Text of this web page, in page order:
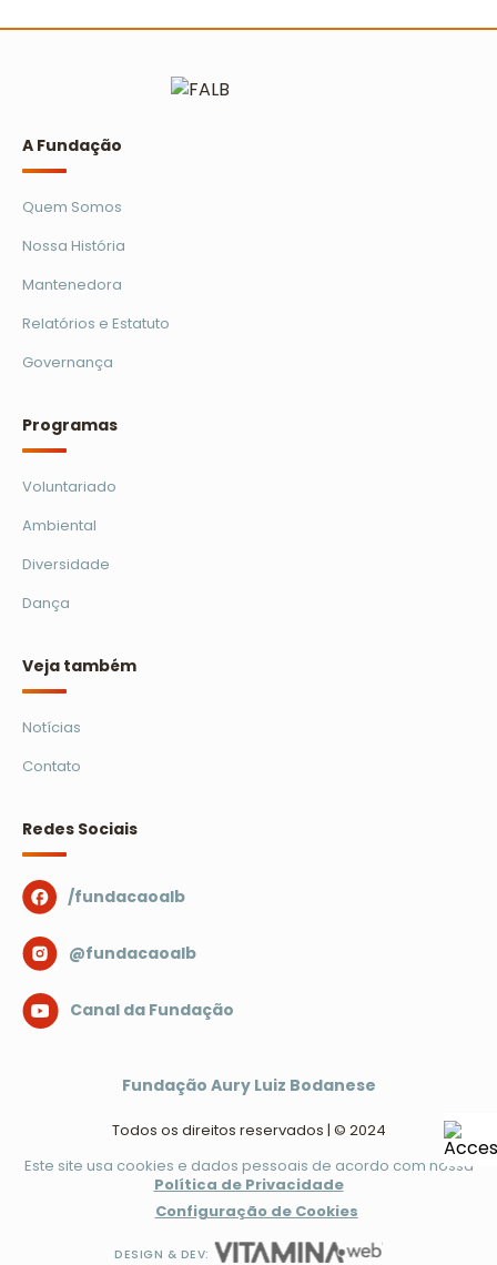
A Turminha da Reciclagem marca 25 anos com
A Fundação
Quem Somos
Nossa História
Mantenedora
Relatórios e Estatuto
Governança
Programas
Voluntariado
Ambiental
Diversidade
Dança
Veja também
Notícias
Contato
Redes Sociais
/fundacaoalb
@fundacaoalb
Canal da Fundação
Fundação Aury Luiz Bodanese
Todos os direitos reservados | © 2024
Este site usa cookies e dados pessoais de acordo com nossa
Política de Privacidade
Configuração de Cookies
DESIGN & DEV: